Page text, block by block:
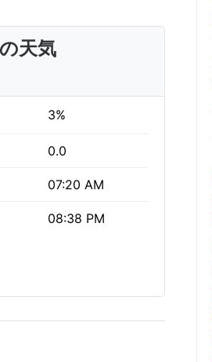
天気
3%
0.0
07:20 AM
08:38 PM